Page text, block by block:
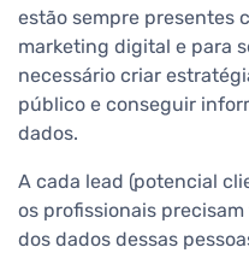
estão sempre presentes
marketing digital e para
necessário criar
público e conseguir
dados.
A cada lead (potencial
os profissionais
dos dados dessas